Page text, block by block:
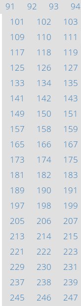
91
92 93 94
101
102 103
109
110 111
117
118 119
125
126 127
133
134 135
141
142 143
149
150 151
157
158 159
165
166 167
173
174 175
181
182 183
189
190 191
197
198 199
205
206 207
213
214 215
221
222 223
229
230 231
237
238 239
245
246 247